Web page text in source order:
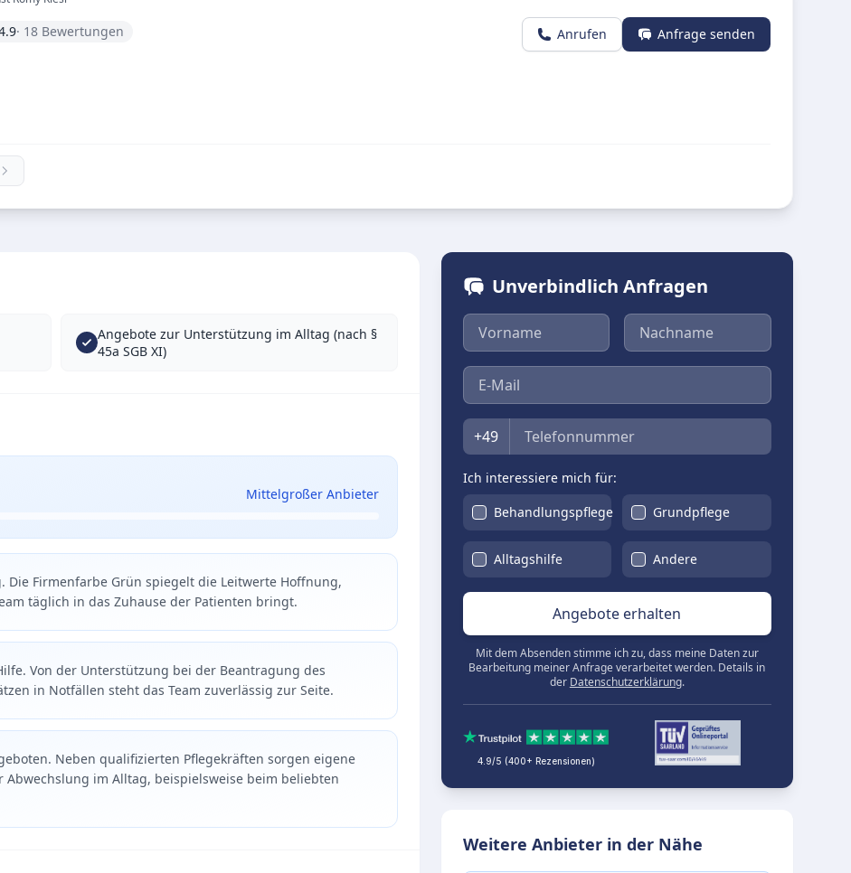
· 18 Bewertungen Anrufen Anfrage senden
Angebote zur Unterstützung im Alltag (nach §
45a SGB XI)
Mittelgroßer Anbieter
Die Firmenfarbe Grün spiegelt die Leitwerte Hoffnung,
täglich in das Zuhause der Patienten bringt.
Von der Unterstützung bei der Beantragung des
in Notfällen steht das Team zuverlässig zur Seite.
Neben qualifizierten Pflegekräften sorgen eigene
im Alltag, beispielsweise beim beliebten
Unverbindlich Anfragen
Vorname Nachname
E-Mail
Telefon
+49
Ich interessiere mich für:
Behandlungspflege
Grundpflege
Alltagshilfe Andere
Angebote erhalten
Mit dem Absenden stimme ich zu, dass meine Daten zur
Bearbeitung meiner Anfrage verarbeitet werden. Details in
der Datenschutzerklärung.
4.9/5 (400+ Rezensionen)
Weitere Anbieter in der Nähe